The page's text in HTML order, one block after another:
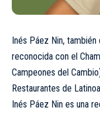
Inés Páez Nin,
reconocida con el
Campeones del
Restaurantes de
Inés Páez Nin es una